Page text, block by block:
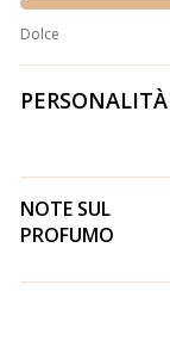
Dolce
PERSONALITÀ
NOTE SUL
PROFUMO